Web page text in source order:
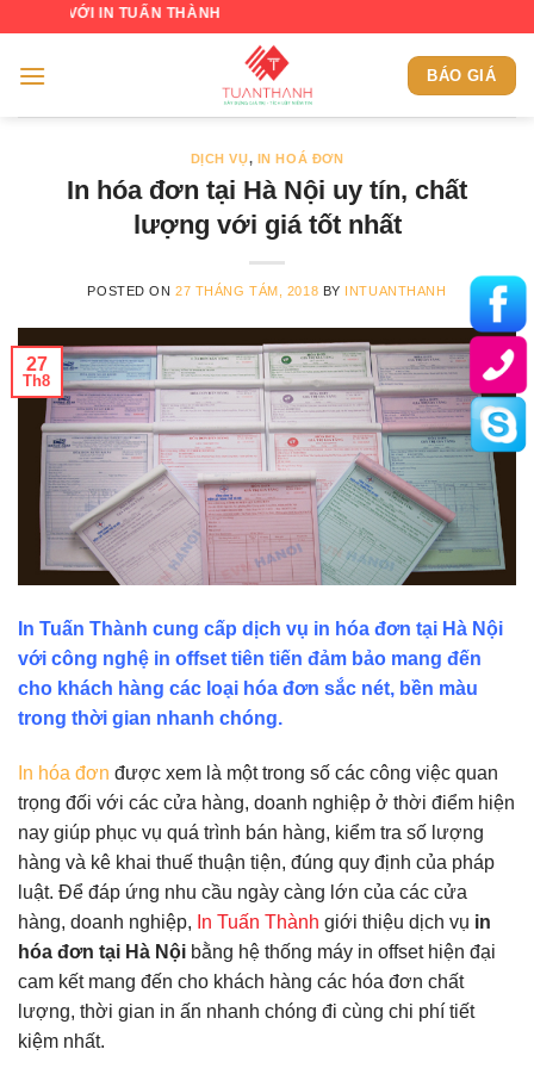
content
IN TUẤN THÀNH
BÁO GIÁ
DỊCH VỤ, IN HOÁ ĐƠN
In hóa đơn tại Hà Nội uy tín, chất
lượng với giá tốt nhất
POSTED ON27 THÁNG TÁM, 2018 BY INTUANTHANH
27
Th8
In Tuấn Thành cung cấp dịch vụ in hóa đơn tại Hà Nội
với công nghệ in offset tiên tiến đảm bảo mang đến
cho khách hàng các loại hóa đơn sắc nét, bền màu
trong thời gian nhanh chóng.
In hóa đơn được xem là một trong số các công việc quan
trọng đối với các cửa hàng, doanh nghiệp ở thời điểm hiện
nay giúp phục vụ quá trình bán hàng, kiểm tra số lượng
hàng và kê khai thuế thuận tiện, đúng quy định của pháp
luật. Để đáp ứng nhu cầu ngày càng lớn của các cửa
hàng, doanh nghiệp, In Tuấn Thành giới thiệu dịch vụ in
hóa đơn tại Hà Nội bằng hệ thống máy in offset hiện đại
cam kết mang đến cho khách hàng các hóa đơn chất
lượng, thời gian in ấn nhanh chóng đi cùng chi phí tiết
kiệm nhất.